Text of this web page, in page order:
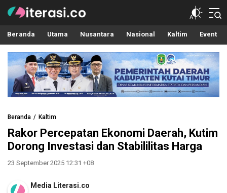
Literasi.co
Pilar Informasi
Beranda Utama Nusantara Nasional Kaltim Event
Beranda Kaltim
Rakor Percepatan Ekonomi Daerah, Kutim
Dorong Investasi dan Stabililitas Harga
23 September 2025 12:31 +08
Media Literasi.co